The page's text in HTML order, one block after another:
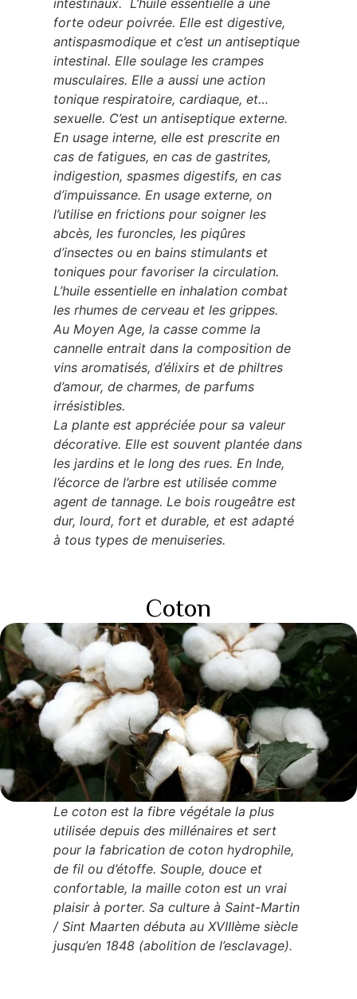
forte odeur poivrée. Elle est digestive,
antispasmodique et c’est un antiseptique
intestinal. Elle soulage les crampes
musculaires. Elle a aussi une action
tonique respiratoire, cardiaque, et…
sexuelle. C’est un antiseptique externe.
En usage interne, elle est prescrite en
cas de fatigues, en cas de gastrites,
indigestion, spasmes digestifs, en cas
d’impuissance. En usage externe, on
l’utilise en frictions pour soigner les
abcès, les furoncles, les piqûres
d’insectes ou en bains stimulants et
toniques pour favoriser la circulation.
L’huile essentielle en inhalation combat
les rhumes de cerveau et les grippes.
Au Moyen Age, la casse comme la
cannelle entrait dans la composition de
vins aromatisés, d’élixirs et de philtres
d’amour, de charmes, de parfums
irrésistibles.
La plante est appréciée pour sa valeur
décorative. Elle est souvent plantée dans
les jardins et le long des rues. En Inde,
l’écorce de l’arbre est utilisée comme
agent de tannage. Le bois rougeâtre est
dur, lourd, fort et durable, et est adapté
à tous types de menuiseries.
Coton
Le coton est la fibre végétale la plus
utilisée depuis des millénaires et sert
pour la fabrication de coton hydrophile,
de fil ou d’étoffe. Souple, douce et
confortable, la maille coton est un vrai
plaisir à porter. Sa culture à Saint-Martin
/ Sint Maarten débuta au XVIIIème siècle
jusqu’en 1848 (abolition de l’esclavage).